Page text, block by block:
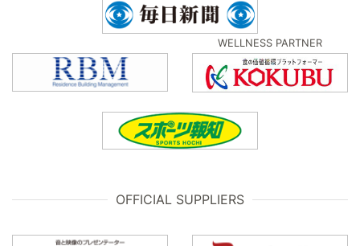
WELLNESS PARTNER
OFFICIAL SUPPLIERS